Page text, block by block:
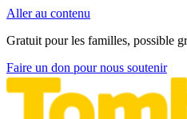
Aller au contenu
Gratuit pour les familles, possible
Faire un don pour nous soutenir